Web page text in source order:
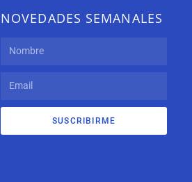
NOVEDADES SEMANALES
SUSCRIBIRME